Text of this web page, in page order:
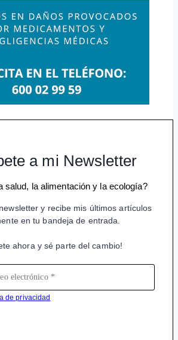
a mi Newsletter
salud, la alimentación y la ecología?
y recibe mis últimos artículos
en tu bandeja de entrada.
ahora y sé parte del cambio!
de privacidad